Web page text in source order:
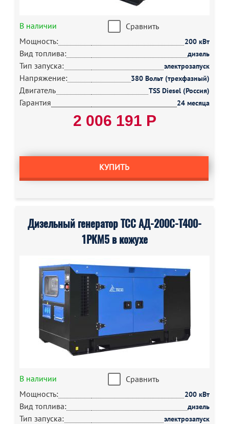
В наличии
Сравнить
Мощность:
200 кВт
Вид топлива: дизель
Тип запуска: электрозапуск
Напряжение: 380 Вольт (трехфазный)
Двигатель TSS Diesel (Россия)
Гарантия 24 месяца
2 006 191 Р
КУПИТЬ
Дизельный генератор ТСС АД-200С-Т400-
1РКМ5 в кожухе
В наличии
Сравнить
Мощность:
200 кВт
Вид топлива: дизель
Тип запуска: электрозапуск